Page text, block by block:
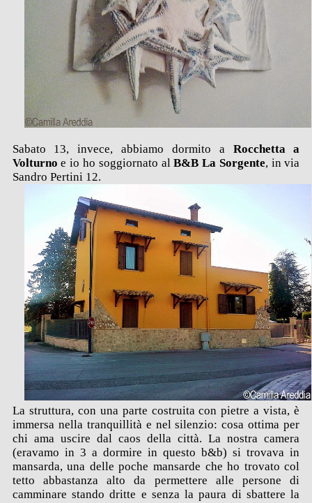
Sabato 13, invece, abbiamo dormito a Rocchetta a
Volturno e io ho soggiornato alB&B La Sorgente, in via
Sandro Pertini 12.
La struttura, con una parte costruita con pietre a vista, è
immersa nella tranquillità e nel silenzio: cosa ottima per
chi ama uscire dal caos della città. La nostra camera
(eravamo in 3 a dormire in questo b&b) si trovava in
mansarda, una delle poche mansarde che ho trovato col
tetto abbastanza alto da permettere alle persone di
camminare stando dritte e senza la paura di sbattere la